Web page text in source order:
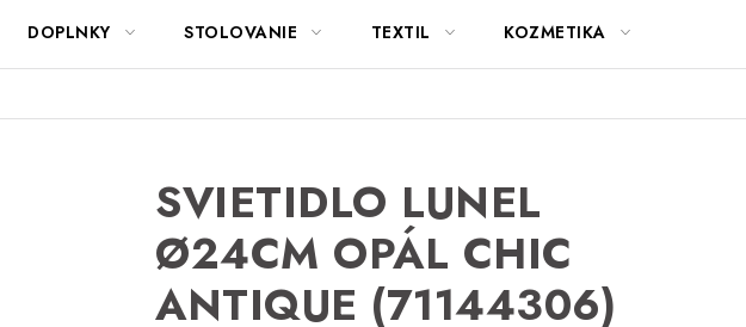
DOPLNKY STOLOVANIE TEXTIL KOZMETIKA
SVIETIDLO LUNEL
Ø24CM OPÁL CHIC
ANTIQUE (71144306)